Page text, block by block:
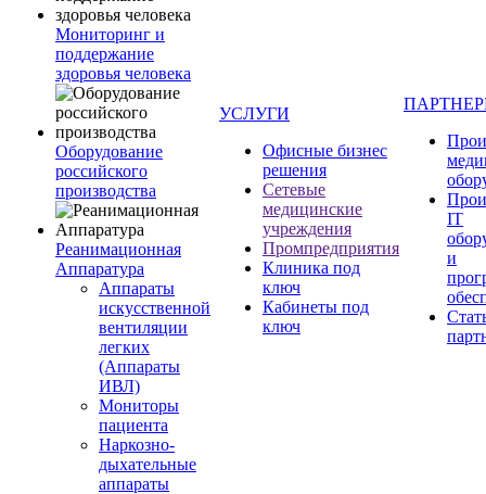
Мониторинг и
поддержание
здоровья человека
Оборудование
российского
производства
Реанимационная
Аппаратура
Аппараты
искусственной
вентиляции
легких
(Аппараты
ИВЛ)
Мониторы
пациента
Наркозно-
дыхательные
аппараты
УСЛУГИ
Офисные бизнес
решения
Сетевые
медицинские
учреждения
Промпредприятия
Клиника под
ключ
Кабинеты под
ключ
IT
и